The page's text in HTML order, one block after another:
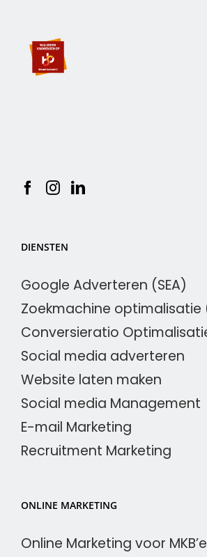
DIENSTEN
Google Adverteren (SEA)
Zoekmachine optimalisatie
Conversieratio
Social media adverteren
Website laten maken
Social media Management
E-mail Marketing
Recruitment Marketing
ONLINE MARKETING
Online Marketing voor